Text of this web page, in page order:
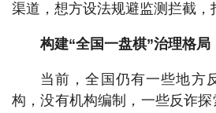
渠道，想方设法规避监测拦截，
构建“全国一盘棋”治理格局
当前，全国仍有一些地方
构，没有机构编制，一些反诈